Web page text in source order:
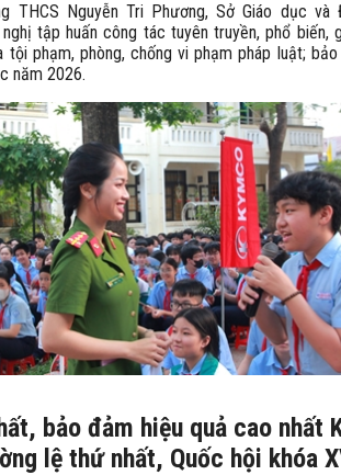
THCS Nguyễn Tri Phương, Sở Giáo dục và
tập huấn công tác tuyên truyền, phổ biến,
tội phạm, phòng, chống vi phạm pháp luật;
năm 2026.
bảo đảm hiệu quả cao nhất
lệ thứ nhất, Quốc hội khóa